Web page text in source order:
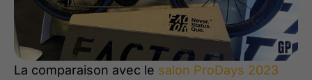
La comparaison avec le salon ProDays 2023